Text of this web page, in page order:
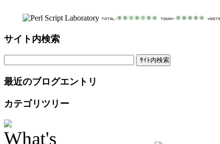
サイト内検索
最近のブログエントリ
カテゴリツリー